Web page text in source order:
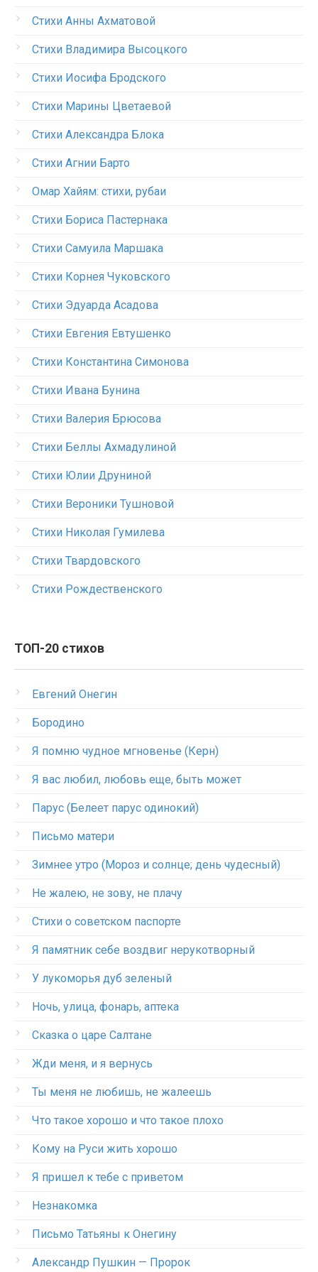
Стихи Анны Ахматовой
Стихи Владимира Высоцкого
Стихи Иосифа Бродского
Стихи Марины Цветаевой
Стихи Александра Блока
Стихи Агнии Барто
Омар Хайям: стихи, рубаи
Стихи Бориса Пастернака
Стихи Самуила Маршака
Стихи Корнея Чуковского
Стихи Эдуарда Асадова
Стихи Евгения Евтушенко
Стихи Константина Симонова
Стихи Ивана Бунина
Стихи Валерия Брюсова
Стихи Беллы Ахмадулиной
Стихи Юлии Друниной
Стихи Вероники Тушновой
Стихи Николая Гумилева
Стихи Твардовского
Стихи Рождественского
ТОП-20 стихов
Евгений Онегин
Бородино
Я помню чудное мгновенье (Керн)
Я вас любил, любовь еще, быть может
Парус (Белеет парус одинокий)
Письмо матери
Зимнее утро (Мороз и солнце; день чудесный)
Не жалею, не зову, не плачу
Стихи о советском паспорте
Я памятник себе воздвиг нерукотворный
У лукоморья дуб зеленый
Ночь, улица, фонарь, аптека
Сказка о царе Салтане
Жди меня, и я вернусь
Ты меня не любишь, не жалеешь
Что такое хорошо и что такое плохо
Кому на Руси жить хорошо
Я пришел к тебе с приветом
Незнакомка
Письмо Татьяны к Онегину
Александр Пушкин — Пророк